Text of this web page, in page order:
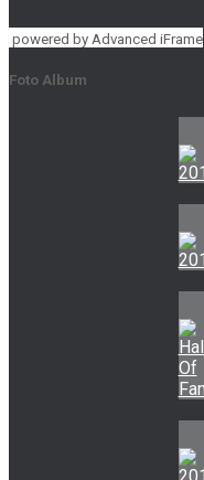
powered by Advanced iFrame
Foto Album